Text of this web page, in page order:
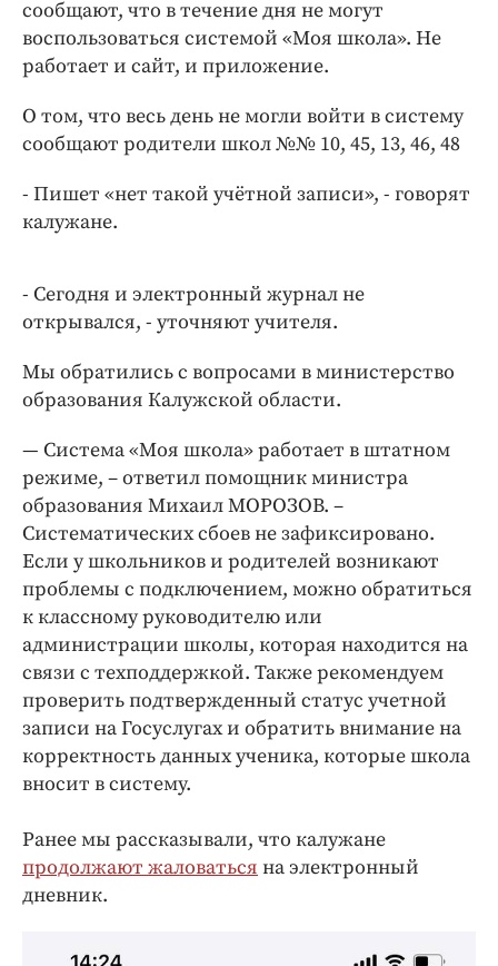
Интересное чтиво
Клиника года
Бренд года
сообщают, что в течение дня не могут
воспользоваться системой «Моя школа». Не
работает и сайт, и приложение.
О том, что весь день не могли войти в систему
сообщают родители школ №№ 10, 45, 13, 46, 48
- Пишет «нет такой учётной записи», - говорят
калужане.
- Сегодня и электронный журнал не
открывался, - уточняют учителя.
Мы обратились с вопросами в министерство
образования Калужской области.
— Система «Моя школа» работает в штатном
режиме, ­­– ответил помощник министра
образования Михаил МОРОЗОВ. –
Систематических сбоев не зафиксировано.
Если у школьников и родителей возникают
проблемы с подключением, можно обратиться
к классному руководителю или
администрации школы, которая находится на
связи с техподдержкой. Также рекомендуем
проверить подтвержденный статус учетной
записи на Госуслугах и обратить внимание на
корректность данных ученика, которые школа
вносит в систему.
Ранее мы рассказывали, что калужане
продолжают жаловаться на электронный
дневник.